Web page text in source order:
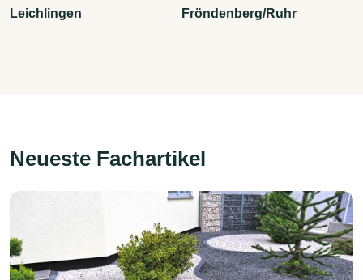
Leichlingen Fröndenberg/Ruhr
Neueste Fachartikel